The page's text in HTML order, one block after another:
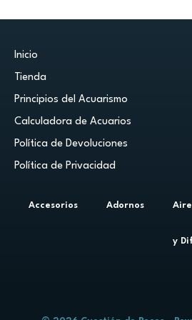
Inicio
Tienda
Principios del Acuarismo
Calculadora de Acuarios
Política de Devoluciones
Política de Privacidad
Accesorios Adornos
y